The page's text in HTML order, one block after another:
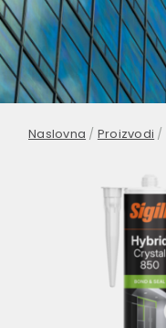
Naslovna / Proizvodi /